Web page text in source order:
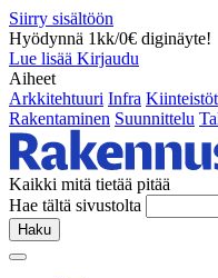
Siirry sisältöön
Hyödynnä 1kk/0€ diginäyte!
Lue lisää Kirjaudu
Aiheet
Arkkitehtuuri Infra Kiinteistöt
Rakentaminen Suunnittelu
Kaikki mitä tietää pitää
Hae tältä sivustolta
Haku